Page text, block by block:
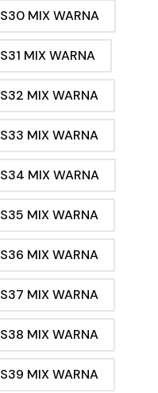
S30 MIX WARNA
S31 MIX WARNA
S32 MIX WARNA
S33 MIX WARNA
S34 MIX WARNA
S35 MIX WARNA
S36 MIX WARNA
S37 MIX WARNA
S38 MIX WARNA
S39 MIX WARNA